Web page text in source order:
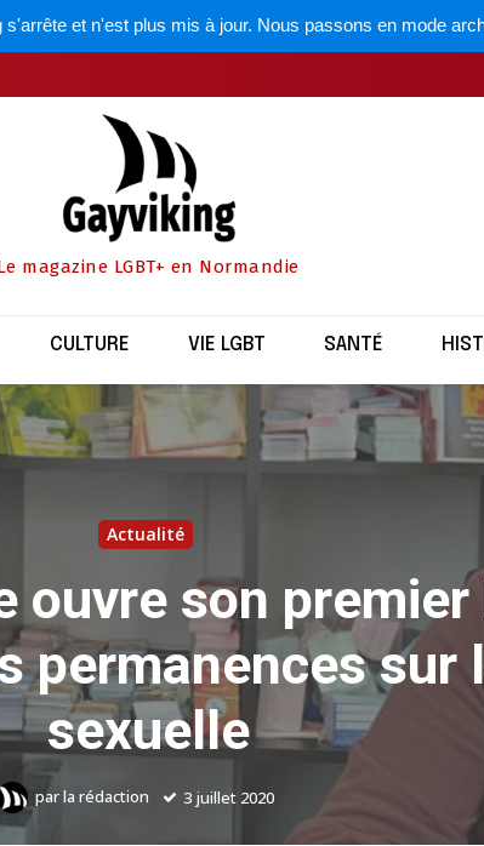
et n'est plus mis à jour. Nous passons en mode
magazine LGBT+ en Normandie
CULTURE VIE LGBT SANTÉ
Actualité
ouvre son
permanences sur
sexuelle
parla rédaction 3 juillet 2020